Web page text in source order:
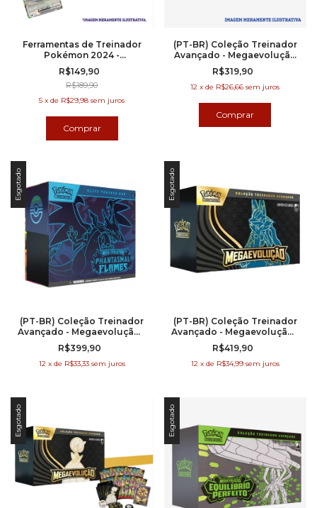
Ferramentas de Treinador
Pokémon 2024 -
Squawkabilly ex
R$149,90
R$189,90
5 xde R$29,98 sem juros
(PT-BR) Coleção Treinador
Avançado - Megaevolução
4 - Caos Ascendente
R$319,90
12 xde R$26,66 sem juros
Esgotado
(PT-BR) Coleção Treinador
Avançado - Megaevolução -
Fogo Fantasmagórico.
R$399,90
12 x de R$33,33 sem juros
Esgotado
(PT-BR) Coleção Treinador
Avançado - Megaevolução -
Mega Lucario
R$419,90
12 x de R$34,99 sem juros
Esgotado Esgotado